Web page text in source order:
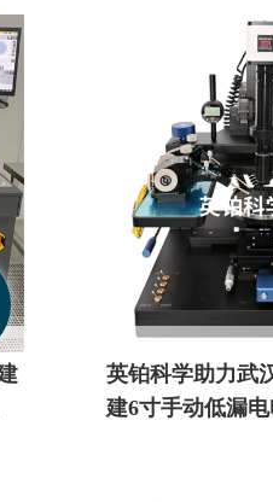
英铂助力甬江实
器件低温光电测